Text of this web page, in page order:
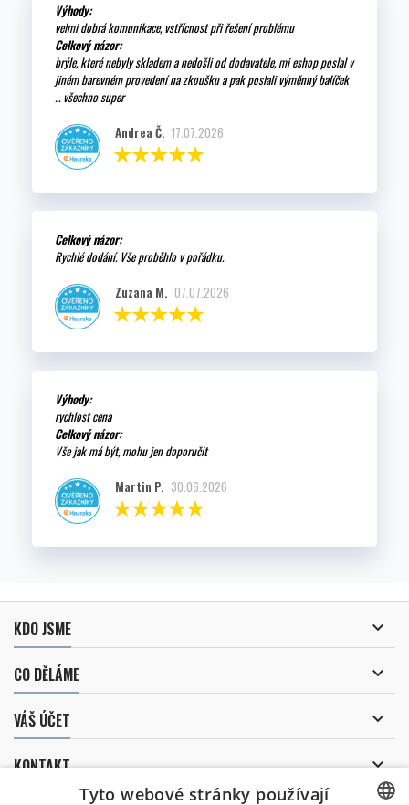
Výhody:
velmi dobrá komunikace, vstřícnost při řešení problému
Celkový názor:
brýle, které nebyly skladem a nedošli od dodavatele, mi eshop poslal v
jiném barevném provedení na zkoušku a pak poslali výměnný balíček
... všechno super
Andrea Č. 17.07.2026
Celkový názor:
Rychlé dodání. Vše proběhlo v pořádku.
Zuzana M. 07.07.2026
Výhody:
rychlost cena
Celkový názor:
Vše jak má být, mohu jen doporučit
Martin P. 30.06.2026
KDO JSME 
CO DĚLÁME 
VÁŠ ÚČET 
KONTAKT 
Tyto webové stránky používají